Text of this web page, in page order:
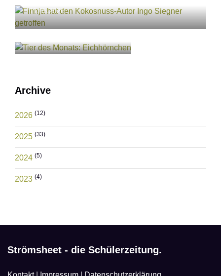
11.05.2026
Tier des Monats:
Eichhörnchen
Archive
2026 (12)
2025 (33)
2024 (5)
2023 (4)
Strömsheet - die Schülerzeitung.